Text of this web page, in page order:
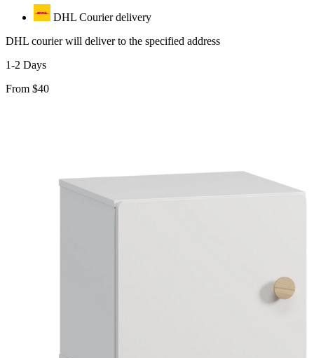
DHL Courier delivery
DHL courier will deliver to the specified address
1-2 Days
From $40